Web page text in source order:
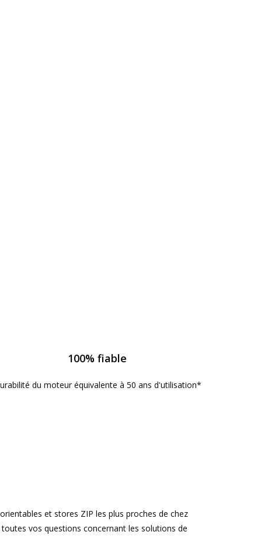
100% fiable
du moteur équivalente à 50 ans d'utilisation*
et stores ZIP les plus proches de chez
vos questions concernant les solutions de